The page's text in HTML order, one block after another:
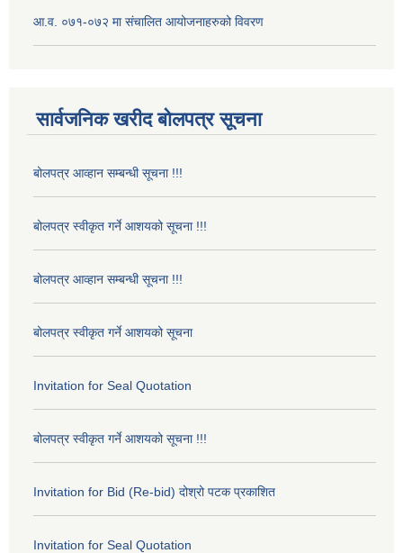
आ.व. ०७१-०७२ मा संचालित आयोजनाहरुको विवरण
सार्वजनिक खरीद बोलपत्र सूचना
बोलपत्र आव्हान सम्बन्धी सूचना !!!
बोलपत्र स्वीकृत गर्ने आशयको सूचना !!!
बोलपत्र आव्हान सम्बन्धी सूचना !!!
बोलपत्र स्वीकृत गर्ने आशयको सूचना
Invitation for Seal Quotation
बोलपत्र स्वीकृत गर्ने आशयको सूचना !!!
Invitation for Bid (Re-bid) दोश्रो पटक प्रकाशित
Invitation for Seal Quotation